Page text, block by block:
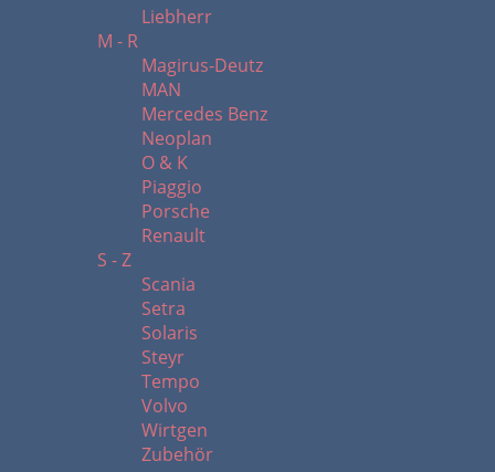
Liebherr
M - R
Magirus-Deutz
MAN
Mercedes Benz
Neoplan
O & K
Piaggio
Porsche
Renault
S - Z
Scania
Setra
Solaris
Steyr
Tempo
Volvo
Wirtgen
Zubehör